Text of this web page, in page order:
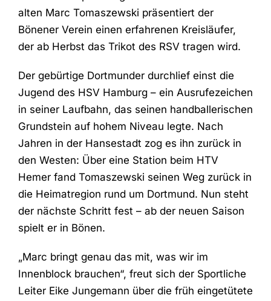
alten Marc Tomaszewski präsentiert der
Bönener Verein einen erfahrenen Kreisläufer,
der ab Herbst das Trikot des RSV tragen wird.
Der gebürtige Dortmunder durchlief einst die
Jugend des HSV Hamburg – ein Ausrufezeichen
in seiner Laufbahn, das seinen handballerischen
Grundstein auf hohem Niveau legte. Nach
Jahren in der Hansestadt zog es ihn zurück in
den Westen: Über eine Station beim HTV
Hemer fand Tomaszewski seinen Weg zurück in
die Heimatregion rund um Dortmund. Nun steht
der nächste Schritt fest – ab der neuen Saison
spielt er in Bönen.
„Marc bringt genau das mit, was wir im
Innenblock brauchen“, freut sich der Sportliche
Leiter Eike Jungemann über die früh eingetütete